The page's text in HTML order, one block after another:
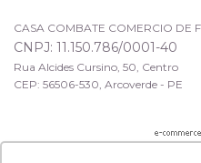
CASA COMBATE COMERCIO DE
CNPJ: 11.150.786/0001-40
Rua Alcides Cursino, 50, Centro
CEP: 56506-530, Arcoverde - PE